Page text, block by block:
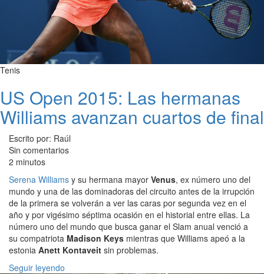
Tenis
US Open 2015: Las hermanas
Williams avanzan cuartos de final
Escrito por: Raúl
Sin comentarios
2 minutos
Serena Williams y su hermana mayor Venus, ex número uno del
mundo y una de las dominadoras del circuito antes de la irrupción
de la primera se volverán a ver las caras por segunda vez en el
año y por vigésimo séptima ocasión en el historial entre ellas. La
número uno del mundo que busca ganar el Slam anual venció a
su compatriota Madison Keys mientras que Williams apeó a la
estonia Anett Kontaveit sin problemas.
Seguir leyendo